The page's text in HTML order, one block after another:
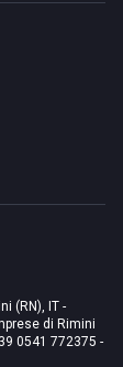
(RN), IT -
di Rimini
0541 772375 -